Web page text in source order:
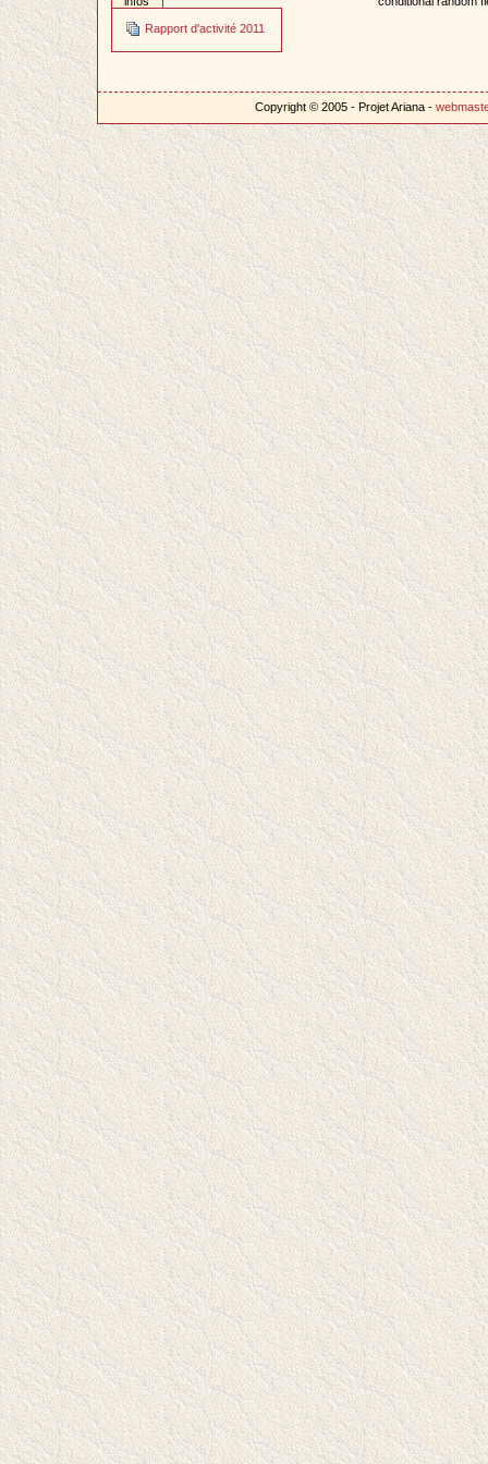
Rapport d'activité 2011
Copyright © 2005 - Projet Ariana -